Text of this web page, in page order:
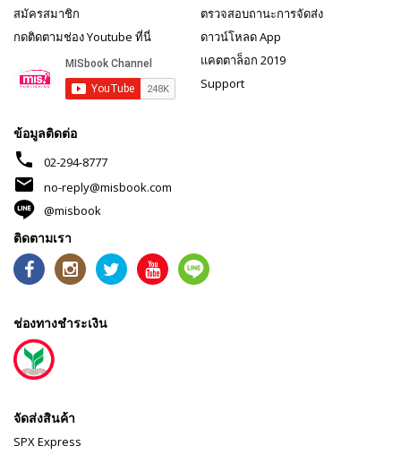
สมัครสมาชิก
กดติดตามช่อง Youtube ที่นี่
ตรวจสอบถานะการจัดส่ง
ดาวน์โหลด App
แคตตาล็อก 2019
Support
ข้อมูลติดต่อ
phone 02-294-8777
mail
no-reply@misbook.com
@misbook
ติดตามเรา
ช่องทางชำระเงิน
จัดส่งสินค้า
SPX Express